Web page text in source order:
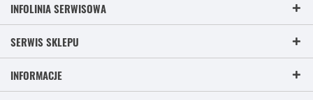
INFOLINIA SERWISOWA
SERWIS SKLEPU
INFORMACJE